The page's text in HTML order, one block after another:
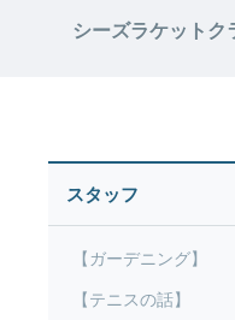
シーズラケットク
スタッフ
【ガーデニング】
【テニスの話】